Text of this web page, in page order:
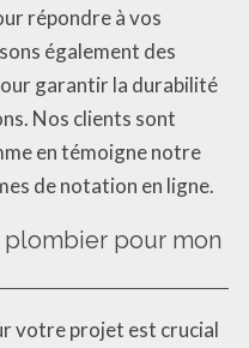
répondre à vos
également des
garantir la durabilité
Nos clients sont
en témoigne notre
de notation en ligne.
pour mon
votre projet est crucial